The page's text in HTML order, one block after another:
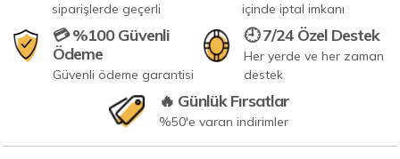
siparişlerde geçerli
içinde iptal imkanı
💳 %100 Güvenli
Ödeme
Güvenli ödeme garantisi
🕘 7/24 Özel Destek
Her yerde ve her zaman
destek
🔥 Günlük Fırsatlar
%50'e varan indirimler